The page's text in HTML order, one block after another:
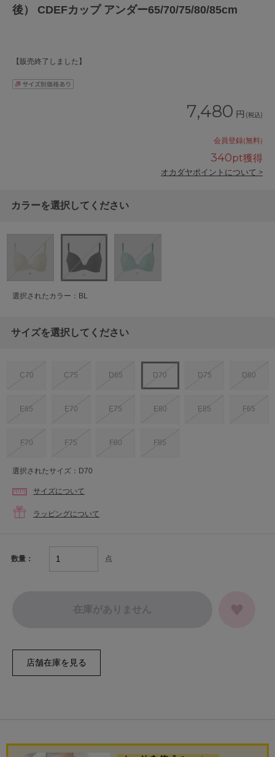
後） CDEFカップ アンダー65/70/75/80/85cm
【販売終了しました】
7,480 円 (税込)
会員登録(無料)
340pt獲得
オカダヤポイントについて >
カラーを選択してください
選択されたカラー：BL
サイズを選択してください
C70 C75 D65 D70 D75 D80
E65 E70 E75 E80 E85 F65
F70 F75 F80 F85
選択されたサイズ：D70
サイズについて
ラッピングについて
数量： 点
在庫がありません